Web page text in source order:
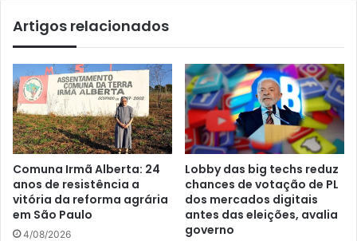
Artigos relacionados
Comuna Irmã Alberta: 24
anos de resistência a
vitória da reforma agrária
em São Paulo
4/08/2026
Lobby das big techs reduz
chances de votação de PL
dos mercados digitais
antes das eleições, avalia
governo